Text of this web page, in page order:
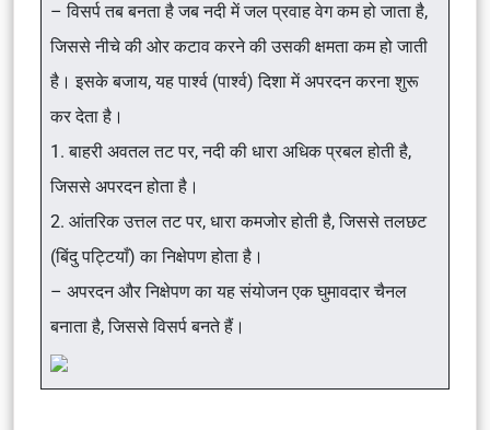
– विसर्प तब बनता है जब नदी में जल प्रवाह वेग कम हो जाता है,
जिससे नीचे की ओर कटाव करने की उसकी क्षमता कम हो जाती
है। इसके बजाय, यह पार्श्व (पार्श्व) दिशा में अपरदन करना शुरू
कर देता है।
1. बाहरी अवतल तट पर, नदी की धारा अधिक प्रबल होती है,
जिससे अपरदन होता है।
2. आंतरिक उत्तल तट पर, धारा कमजोर होती है, जिससे तलछट
(बिंदु पट्टियाँ) का निक्षेपण होता है।
– अपरदन और निक्षेपण का यह संयोजन एक घुमावदार चैनल
बनाता है, जिससे विसर्प बनते हैं।